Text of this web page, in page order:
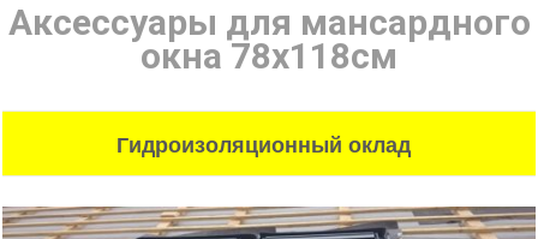
Аксессуары для мансардного
окна 78х118см
Гидроизоляционный оклад